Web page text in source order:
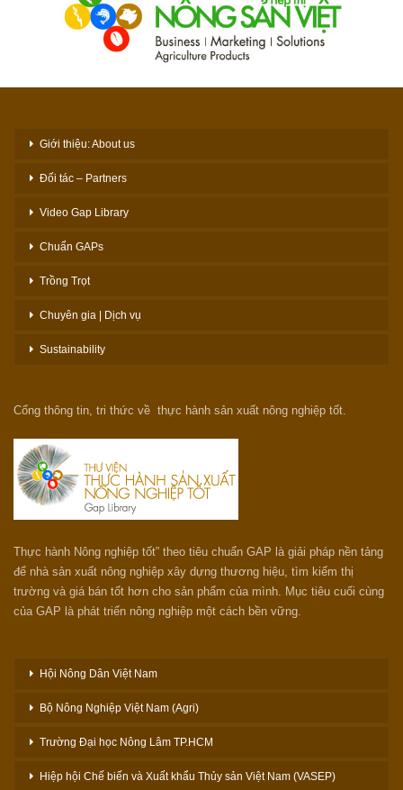
Giới thiệu: About us
Đối tác – Partners
Video Gap Library
Chuẩn GAPs
Trồng Trọt
Chuyên gia | Dịch vụ
Sustainability
Cổng thông tin, tri thức về thực hành sản xuất nông nghiệp tốt.
Thực hành Nông nghiệp tốt” theo tiêu chuẩn GAP là giải pháp nền tảng
để nhà sản xuất nông nghiệp xây dựng thương hiệu, tìm kiếm thị
trường và giá bán tốt hơn cho sản phẩm của mình. Mục tiêu cuối cùng
của GAP là phát triển nông nghiệp một cách bền vững.
Hội Nông Dân Việt Nam
Bộ Nông Nghiệp Việt Nam (Agri)
Trường Đại học Nông Lâm TP.HCM
Hiệp hội Chế biến và Xuất khẩu Thủy sản Việt Nam (VASEP)